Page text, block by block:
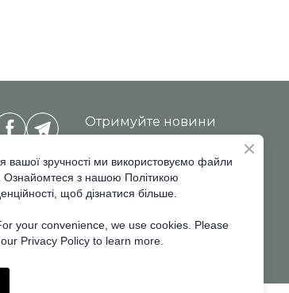
Отримуйте новини
Ukraine*
вашої зручності ми використовуємо файли
Ознайомтеся з нашою Політикою
щоб дізнатися більше.
your convenience, we use cookies. Please
Privacy Policy to learn more.